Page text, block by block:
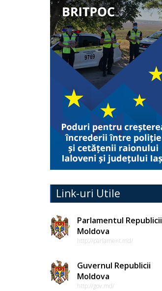
Link-uri Utile
Parlamentul Republicii
Moldova
http://parlament.md/
Guvernul Republicii
Moldova
http://gov.md/